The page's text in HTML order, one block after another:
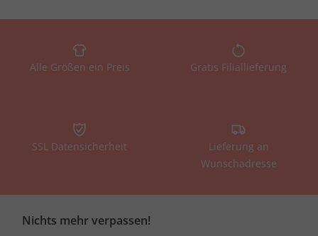
Alle Größen ein Preis Gratis Filiallieferung
SSL Datensicherheit
Lieferung an
Wunschadresse
Nichts mehr verpassen!